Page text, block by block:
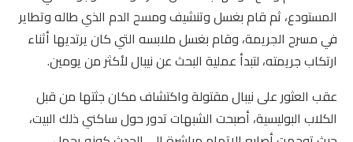
المستودع، ثم قام بغسل وتنشيف ومسح الدم الذي طاله وتطاير
في مسرح الجريمة، وقام بغسل ملابسه التي كان يرتديها أثناء
ارتكاب جريمته، لتبدأ عملية البحث عن نيبال لأكثر من يومين.
عقب العثور على نيبال مقتولة واكتشاف مكان جثتها من قبل
الكلاب البوليسية، أصبحت الشبهات تدور حول ساكني ذلك البيت،